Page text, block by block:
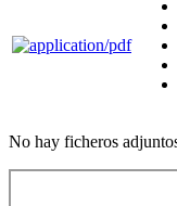
No hay ficheros